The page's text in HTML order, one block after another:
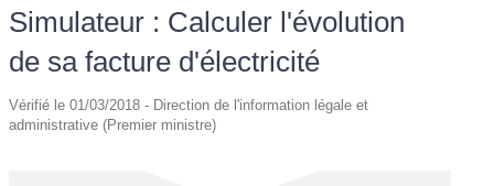
Simulateur : Calculer l'évolution
de sa facture d'électricité
Vérifié le 01/03/2018 - Direction de l'information légale et
administrative (Premier ministre)